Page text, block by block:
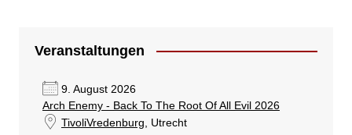
Veranstaltungen
9. August 2026
Arch Enemy - Back To The Root Of All Evil 2026
TivoliVredenburg , Utrecht